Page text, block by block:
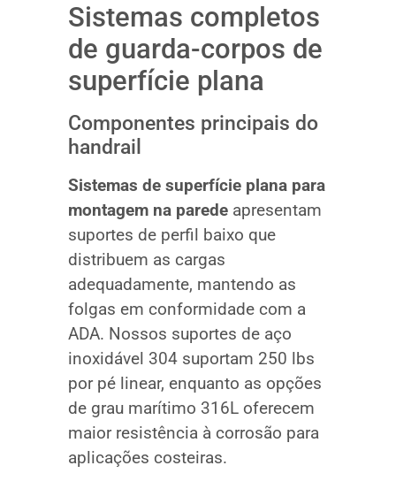
Sistemas completos
de guarda-corpos de
superfície plana
Componentes principais do
handrail
Sistemas de superfície plana para
montagem na paredeapresentam
suportes de perfil baixo que
distribuem as cargas
adequadamente, mantendo as
folgas em conformidade com a
ADA. Nossos suportes de aço
inoxidável 304 suportam 250 lbs
por pé linear, enquanto as opções
de grau marítimo 316L oferecem
maior resistência à corrosão para
aplicações costeiras.